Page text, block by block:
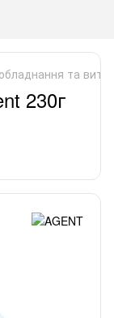
та
230г